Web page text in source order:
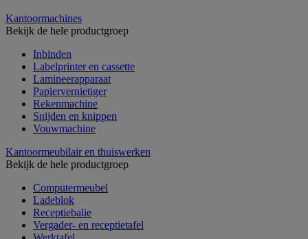
Kantoormachines
Bekijk de hele productgroep
Inbinden
Labelprinter en cassette
Lamineerapparaat
Papiervernietiger
Rekenmachine
Snijden en knippen
Vouwmachine
Kantoormeubilair en thuiswerken
Bekijk de hele productgroep
Computermeubel
Ladeblok
Receptiebalie
Vergader- en receptietafel